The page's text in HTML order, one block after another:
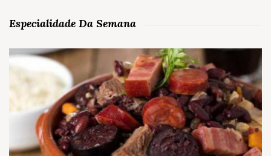
Especialidade Da Semana